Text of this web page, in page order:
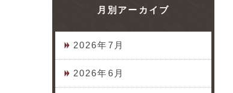
月別アーカイブ
2026年7月
2026年6月